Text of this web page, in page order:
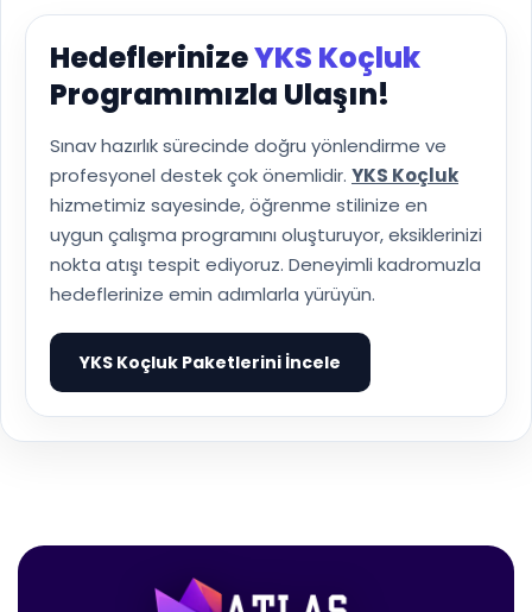
HedeflerinizeYKS Koçluk
Programımızla Ulaşın!
Sınav hazırlık sürecinde doğru yönlendirme ve
profesyonel destek çok önemlidir. YKS Koçluk
hizmetimiz sayesinde, öğrenme stilinize en
uygun çalışma programını oluşturuyor, eksiklerinizi
nokta atışı tespit ediyoruz. Deneyimli kadromuzla
hedeflerinize emin adımlarla yürüyün.
YKS Koçluk Paketlerini İncele
▶